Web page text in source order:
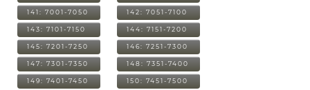
141: 7001-7050 142: 7051-7100
143: 7101-7150 144: 7151-7200
145: 7201-7250 146: 7251-7300
147: 7301-7350 148: 7351-7400
149: 7401-7450 150: 7451-7500